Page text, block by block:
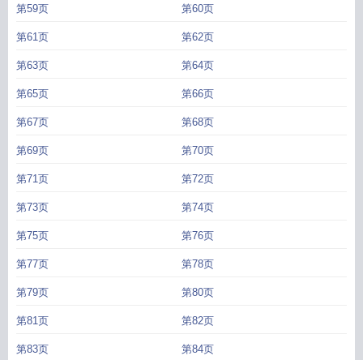
第59页 第60页
第61页 第62页
第63页 第64页
第65页 第66页
第67页 第68页
第69页 第70页
第71页 第72页
第73页 第74页
第75页 第76页
第77页 第78页
第79页 第80页
第81页 第82页
第83页 第84页